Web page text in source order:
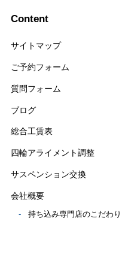
Content
サイトマップ
ご予約フォーム
質問フォーム
ブログ
総合工賃表
四輪アライメント調整
サスペンション交換
会社概要
持ち込み専門店のこだわり